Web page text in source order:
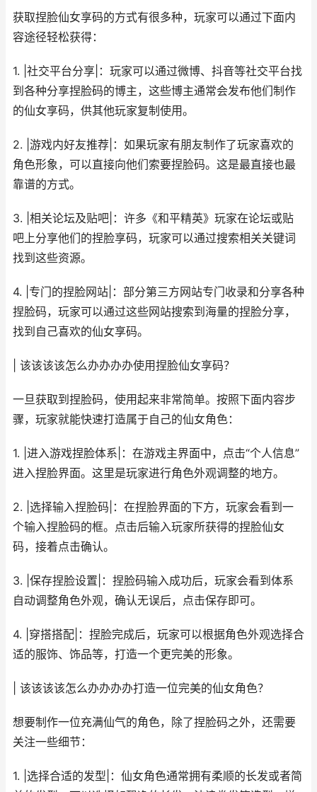
获取捏脸仙女享码的方式有很多种，玩家可以通过下面内
容途径轻松获得：
1. |社交平台分享|：玩家可以通过微博、抖音等社交平台找
到各种分享捏脸码的博主，这些博主通常会发布他们制作
的仙女享码，供其他玩家复制使用。
2. |游戏内好友推荐|：如果玩家有朋友制作了玩家喜欢的
角色形象，可以直接向他们索要捏脸码。这是最直接也最
靠谱的方式。
3. |相关论坛及贴吧|：许多《和平精英》玩家在论坛或贴
吧上分享他们的捏脸享码，玩家可以通过搜索相关关键词
找到这些资源。
4. |专门的捏脸网站|：部分第三方网站专门收录和分享各种
捏脸码，玩家可以通过这些网站搜索到海量的捏脸分享，
找到自己喜欢的仙女享码。
| 该该该该怎么办办办办使用捏脸仙女享码？
一旦获取到捏脸码，使用起来非常简单。按照下面内容步
骤，玩家就能快速打造属于自己的仙女角色：
1. |进入游戏捏脸体系|：在游戏主界面中，点击“个人信息”
进入捏脸界面。这里是玩家进行角色外观调整的地方。
2. |选择输入捏脸码|：在捏脸界面的下方，玩家会看到一
个输入捏脸码的框。点击后输入玩家所获得的捏脸仙女
码，接着点击确认。
3. |保存捏脸设置|：捏脸码输入成功后，玩家会看到体系
自动调整角色外观，确认无误后，点击保存即可。
4. |穿搭搭配|：捏脸完成后，玩家可以根据角色外观选择合
适的服饰、饰品等，打造一个更完美的形象。
| 该该该该怎么办办办办打造一位完美的仙女角色？
想要制作一位充满仙气的角色，除了捏脸码之外，还需要
关注一些细节：
1. |选择合适的发型|：仙女角色通常拥有柔顺的长发或者简